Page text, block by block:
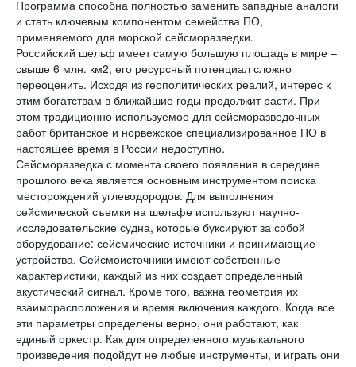
Программа способна полностью заменить западные аналоги
и стать ключевым компонентом семейства ПО,
применяемого для морской сейсморазведки.
Российский шельф имеет самую большую площадь в мире –
свыше 6 млн. км2, его ресурсный потенциал сложно
переоценить. Исходя из геополитических реалий, интерес к
этим богатствам в ближайшие годы продолжит расти. При
этом традиционно используемое для сейсморазведочных
работ британское и норвежское специализированное ПО в
настоящее время в России недоступно.
Сейсморазведка с момента своего появления в середине
прошлого века является основным инструментом поиска
месторождений углеводородов. Для выполнения
сейсмической съемки на шельфе используют научно-
исследовательские судна, которые буксируют за собой
оборудование: сейсмические источники и принимающие
устройства. Сейсмоисточники имеют собственные
характеристики, каждый из них создает определенный
акустический сигнал. Кроме того, важна геометрия их
взаиморасположения и время включения каждого. Когда все
эти параметры определены верно, они работают, как
единый оркестр. Как для определенного музыкального
произведения подойдут не любые инструменты, и играть они